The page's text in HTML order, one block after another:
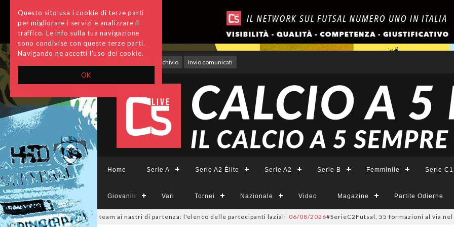
OK
Questo sito usa i cookie di terze parti
per migliorare i servizi e analizzare il
traffico. Le info sulla tua navigazione
sono condivise con queste terze parti.
Navigando ne accetti l'uso dei cookie.
Archivio Invio comunicati
Home Serie A Serie A2 Élite Serie A2 Serie B Femminile Serie C1
Giovanili Vari Tornei Nazionale Video Magazine Partite Odierne
sono 14 i team ai nastri di partenza: l'elenco delle partecipanti laziali 06/08/2026#SerieC2Futsal, 55 formazioni al via nel